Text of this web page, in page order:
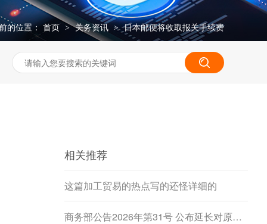
的位置： 首页 > 关务资讯 > 日本邮便将收取报关手续费
相关推荐
这篇加工贸易的热点写的还怪详细的
商务部公告2026年第31号 公布延长对原产于加拿大的进口豌豆淀粉反倾销调查期限决定